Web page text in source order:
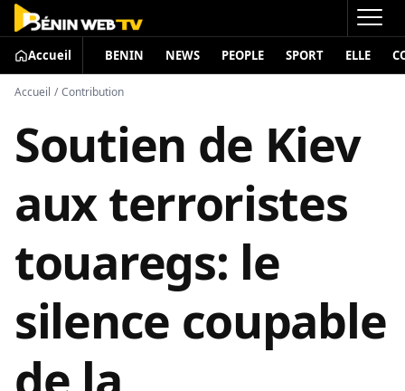
Accueil BENIN NEWS PEOPLE SPORT ELLE
Accueil / Contribution
Soutien de Kiev
aux terroristes
touaregs: le
silence coupable